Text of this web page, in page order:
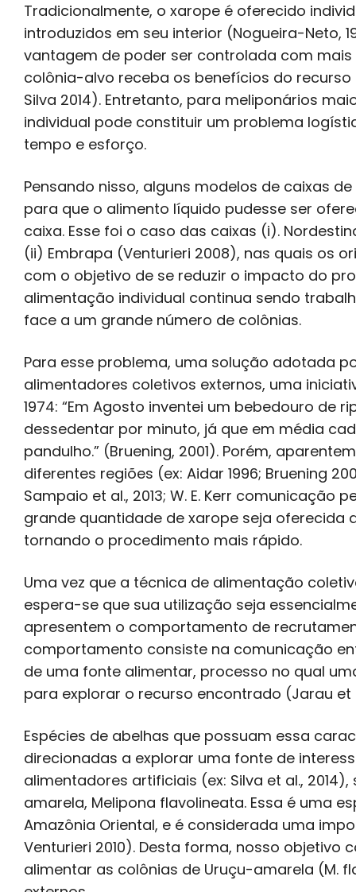
Tradicionalmente, o xarope é oferecido
introduzidos em seu interior (Nogueira-Neto,
vantagem de poder ser controlada com
colônia-alvo receba os benefícios do recurso
Silva 2014). Entretanto, para meliponários
individual pode constituir um problema
tempo e esforço.
Pensando nisso, alguns modelos de caixas
para que o alimento líquido pudesse ser
caixa. Esse foi o caso das caixas (i).
(ii) Embrapa (Venturieri 2008), nas quais os
com o objetivo de se reduzir o impacto do
alimentação individual continua sendo
face a um grande número de colônias.
Para esse problema, uma solução adotada
alimentadores coletivos externos, uma
1974: “Em Agosto inventei um bebedouro de
dessedentar por minuto, já que em média
pandulho.” (Bruening, 2001). Porém,
diferentes regiões (ex: Aidar 1996; Bruening
Sampaio et al., 2013; W. E. Kerr
grande quantidade de xarope seja oferecida
tornando o procedimento mais rápido.
Uma vez que a técnica de alimentação
espera-se que sua utilização seja
apresentem o comportamento de
comportamento consiste na comunicação
de uma fonte alimentar, processo no qual
para explorar o recurso encontrado (Jarau et
Espécies de abelhas que possuam essa
direcionadas a explorar uma fonte de
alimentadores artificiais (ex: Silva et al.,
amarela, Melipona flavolineata. Essa é uma
Amazônia Oriental, e é considerada uma
Venturieri 2010). Desta forma, nosso
alimentar as colônias de Uruçu-amarela (M.